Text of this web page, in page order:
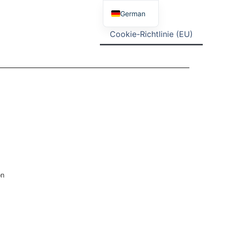
Blog
Cookie-Richtlinie (EU)
German
English